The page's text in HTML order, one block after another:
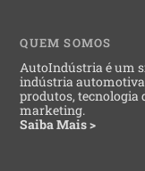
QUEM SOMOS
AutoIndústria é um
indústria automotiva
produtos, tecnologia
marketing.
Saiba Mais >